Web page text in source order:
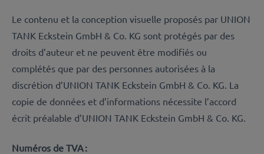
Le contenu et la conception visuelle proposés par UNION
TANK Eckstein GmbH & Co. KG sont protégés par des
droits d’auteur et ne peuvent être modifiés ou
complétés que par des personnes autorisées à la
discrétion d’UNION TANK Eckstein GmbH & Co. KG. La
copie de données et d’informations nécessite l’accord
écrit préalable d’UNION TANK Eckstein GmbH & Co. KG.
Numéros de TVA :